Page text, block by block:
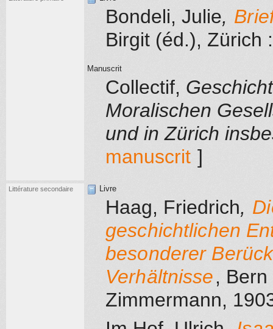
Bondeli, Julie,
Birgit (éd.), Zürich
Manuscrit
Collectif,
Moralischen
und in Zürich
manuscrit ]
Littérature secondaire Livre
Haag, Friedrich,
geschichtlichen
besonderer
Verhältnisse, Bern
Zimmermann,